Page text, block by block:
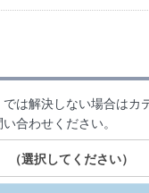
では解決しない場合はカ
合わせください。
（選択してください）